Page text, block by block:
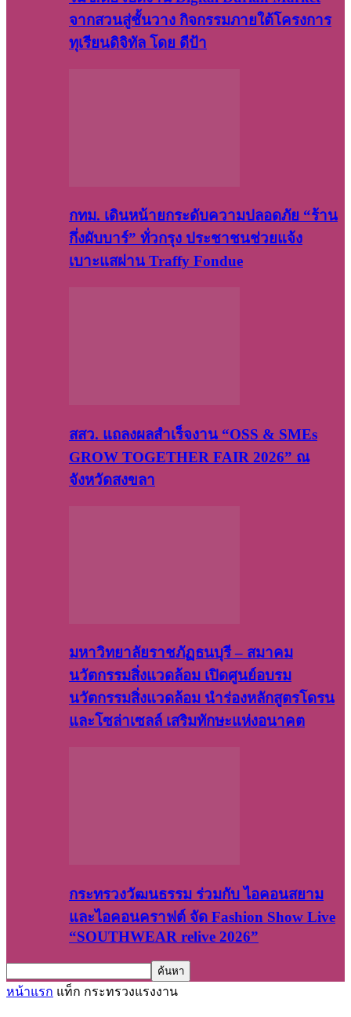
จากสวนสู่ชั้นวาง กิจกรรมภายใต้โครงการ
ทุเรียนดิจิทัล โดย ดีป้า
กทม. เดินหน้ายกระดับความปลอดภัย “ร้าน
กึ่งผับบาร์” ทั่วกรุง ประชาชนช่วยแจ้ง
เบาะแสผ่าน Traffy Fondue
สสว. แถลงผลสำเร็จงาน “OSS & SMEs
GROW TOGETHER FAIR 2026” ณ
จังหวัดสงขลา
มหาวิทยาลัยราชภัฏธนบุรี – สมาคม
นวัตกรรมสิ่งแวดล้อม เปิดศูนย์อบรม
นวัตกรรมสิ่งแวดล้อม นำร่องหลักสูตรโดรน
และโซล่าเซลล์ เสริมทักษะแห่งอนาคต
กระทรวงวัฒนธรรม ร่วมกับ ไอคอนสยาม
และไอคอนคราฟต์ จัด Fashion Show Live
“SOUTHWEAR relive 2026”
หน้าแรก แท็ก กระทรวงแรงงาน